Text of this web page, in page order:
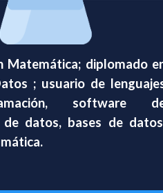
Matemática; diplomado
; usuario de
software
de datos, bases de